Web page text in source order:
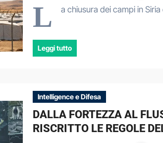
L
a chiusura dei campi in
Leggi tutto
Intelligence e Difesa
DALLA FORTEZZA AL
RISCRITTO LE REGOLE